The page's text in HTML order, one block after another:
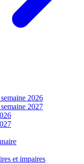
2026
2027
et impaires